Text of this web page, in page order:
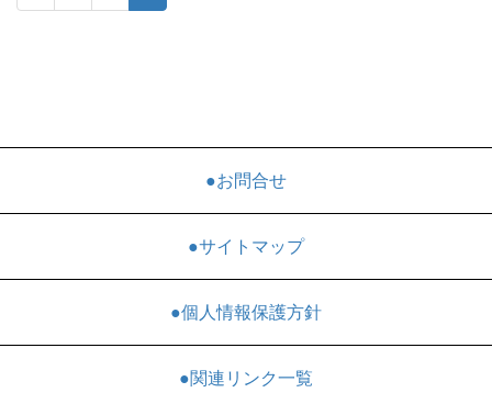
●お問合せ
●サイトマップ
●個人情報保護方針
●関連リンク一覧